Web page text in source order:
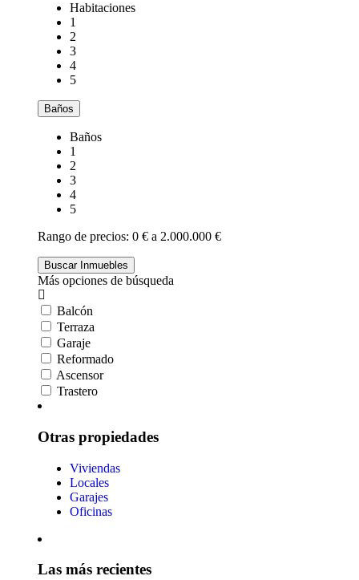
Habitaciones
1
2
3
4
5
Baños
Baños
1
2
3
4
5
Rango de precios: 0 € a 2.000.000 €
Más opciones de búsqueda
Balcón
Terraza
Garaje
Reformado
Ascensor
Trastero
Otras propiedades
Viviendas
Locales
Garajes
Oficinas
Las más recientes